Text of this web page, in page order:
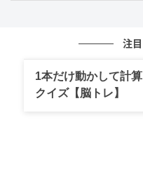
ダイソーで見つけた『
注
1本だけ動かして計
クイズ【脳トレ】